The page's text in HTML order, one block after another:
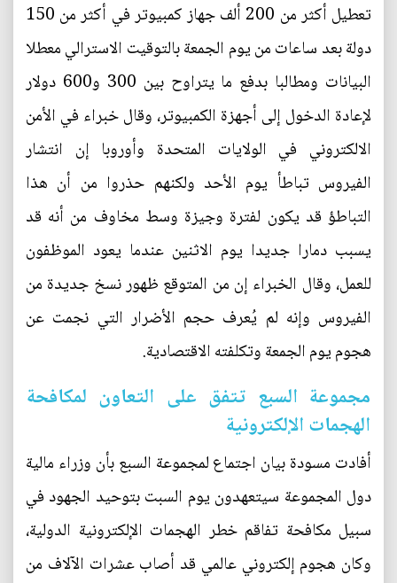
تعطيل أكثر من 200 ألف جهاز كمبيوتر في أكثر من 150
دولة بعد ساعات من يوم الجمعة بالتوقيت الاسترالي معطلا
البيانات ومطالبا بدفع ما يتراوح بين 300 و600 دولار
لإعادة الدخول إلى أجهزة الكمبيوتر، وقال خبراء في الأمن
الالكتروني في الولايات المتحدة وأوروبا إن انتشار
الفيروس تباطأ يوم الأحد ولكنهم حذروا من أن هذا
التباطؤ قد يكون لفترة وجيزة وسط مخاوف من أنه قد
يسبب دمارا جديدا يوم الاثنين عندما يعود الموظفون
للعمل، وقال الخبراء إن من المتوقع ظهور نسخ جديدة من
الفيروس وإنه لم يُعرف حجم الأضرار التي نجمت عن
هجوم يوم الجمعة وتكلفته الاقتصادية.
مجموعة السبع تتفق على التعاون لمكافحة
الهجمات الإلكترونية
أفادت مسودة بيان اجتماع لمجموعة السبع بأن وزراء مالية
دول المجموعة سيتعهدون يوم السبت بتوحيد الجهود في
سبيل مكافحة تفاقم خطر الهجمات الإلكترونية الدولية،
وكان هجوم إلكتروني عالمي قد أصاب عشرات الآلاف من